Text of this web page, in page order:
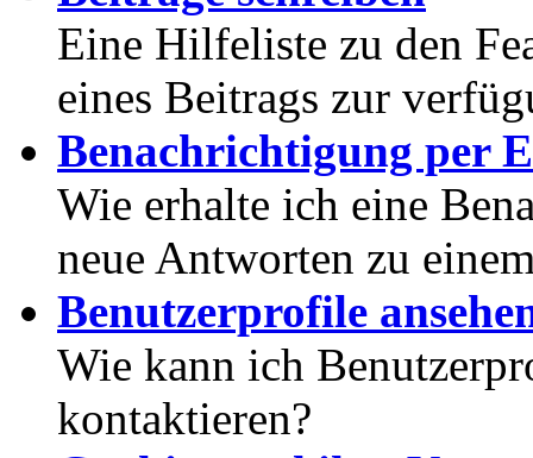
Eine Hilfeliste zu den
eines Beitrags zur
Benachrichtigung per
Wie erhalte ich eine
neue Antworten zu
Benutzerprofile
Wie kann ich
kontaktieren?